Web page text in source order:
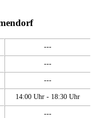
---
---
---
14:00 Uhr - 18:30 Uhr
---